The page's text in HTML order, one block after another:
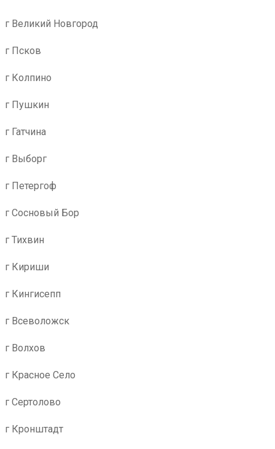
г Великий Новгород
г Псков
г Колпино
г Пушкин
г Гатчина
г Выборг
г Петергоф
г Сосновый Бор
г Тихвин
г Кириши
г Кингисепп
г Всеволожск
г Волхов
г Красное Село
г Сертолово
г Кронштадт